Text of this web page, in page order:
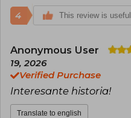
4 This review is useful
Anonymous User
19, 2026
Verified Purchase
Interesante historia!
Translate to english